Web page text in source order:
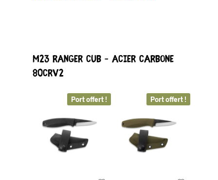
M23 Ranger Cub – Acier Carbone
80CRV2
Port offert ! Port offert !